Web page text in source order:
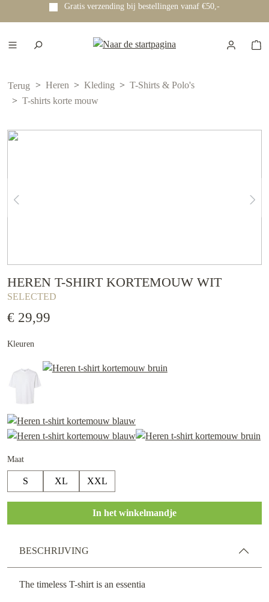
hoofdinhoud
Gratis verzending bij bestellingen vanaf €50,-
Terug Heren Kleding
T-Shirts & Polo's
T-shirts korte mouw
HEREN T-SHIRT KORTEMOUW WIT
SELECTED
€ 29,99
Kleuren
Maat
S XL XXL
In het winkelmandje
BESCHRIJVING
The timeless T-shirt is an essentia